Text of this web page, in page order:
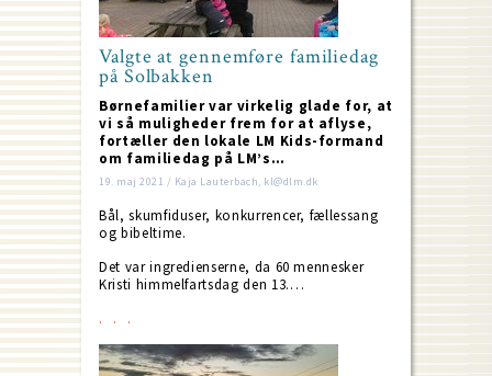
Valgte at gennemføre familiedag
på Solbakken
Børnefamilier var virkelig glade for, at
vi så muligheder frem for at aflyse,
fortæller den lokale LM Kids-formand
om familiedag på LM’s…
19. maj 2021 / Kaja Lauterbach, kl@dlm.dk
Bål, skumfiduser, konkurrencer, fællessang
og bibeltime.
Det var ingredienserne, da 60 mennesker
Kristi himmelfartsdag den 13.…